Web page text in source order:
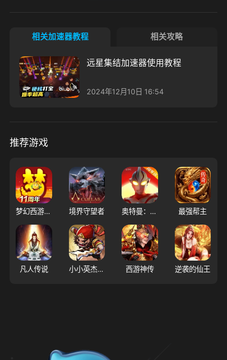
相关加速器教程 相关攻略
远星集结加速器使用教程
2024年12月10日 16:54
推荐游戏
梦幻西游（大陆服） 境界守望者 奥特曼：超时空英雄 最强帮主
凡人传说 小小英杰：合战天下 西游神传 逆袭的仙王